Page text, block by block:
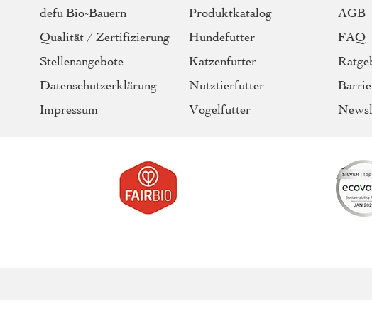
defu Bio-Bauern
Qualität / Zertifizierung
Stellenangebote
Datenschutzerklärung
Impressum
Produktkatalog
Hundefutter
Katzenfutter
Nutztierfutter
Vogelfutter
AGB
FAQ